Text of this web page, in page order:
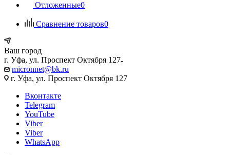
Отложенные0
Сравнение товаров0
Ваш город
г. Уфа, ул. Проспект Октября 127
micronnet@bk.ru
г. Уфа, ул. Проспект Октября 127
Вконтакте
Telegram
YouTube
Viber
Viber
WhatsApp